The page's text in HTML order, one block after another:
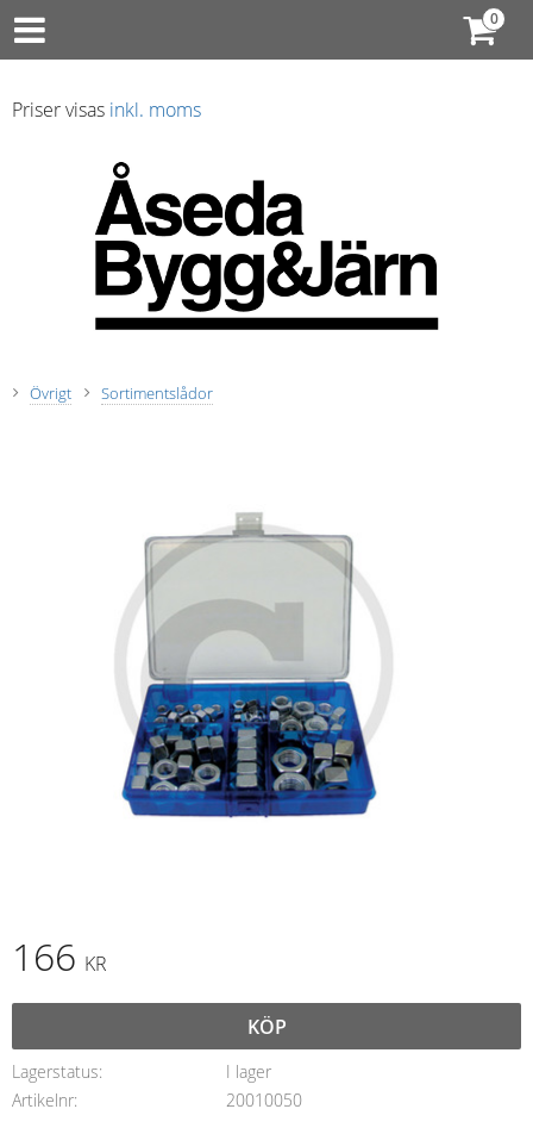
Priser visas inkl. moms
Övrigt Sortimentslådor
166 KR
KÖP
Lagerstatus
I lager
Artikelnr
20010050